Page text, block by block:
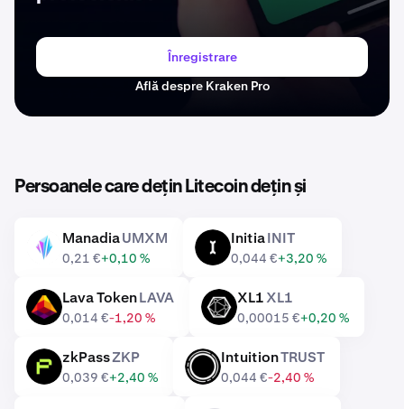
Înregistrare
Află despre Kraken Pro
Persoanele care dețin Litecoin dețin și
UMXM ManadiaUMXM
0,21 €+0,10 %
InitiaINIT
0,044 €+3,20 %
LAVA Lava TokenLAVA
0,014 €-1,20 %
XL1 XL1XL1
0,00015 €+0,20 %
ZKP zkPassZKP
0,039 €+2,40 %
IntuitionTRUST
0,044 €-2,40 %